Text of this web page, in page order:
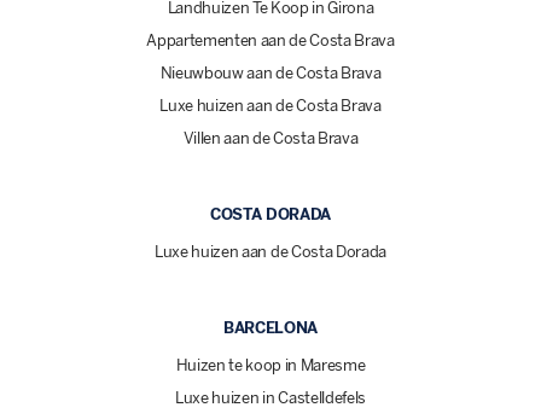
Landhuizen Te Koop in Girona
Appartementen aan de Costa Brava
Nieuwbouw aan de Costa Brava
Luxe huizen aan de Costa Brava
Villen aan de Costa Brava
COSTA DORADA
Luxe huizen aan de Costa Dorada
BARCELONA
Huizen te koop in Maresme
Luxe huizen in Castelldefels